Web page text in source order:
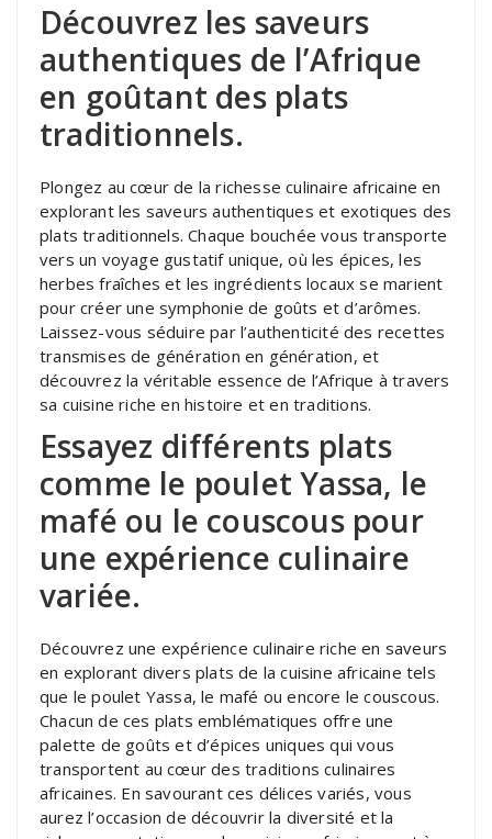
Découvrez les saveurs
authentiques de l’Afrique
en goûtant des plats
traditionnels.
Plongez au cœur de la richesse culinaire africaine en
explorant les saveurs authentiques et exotiques des
plats traditionnels. Chaque bouchée vous transporte
vers un voyage gustatif unique, où les épices, les
herbes fraîches et les ingrédients locaux se marient
pour créer une symphonie de goûts et d’arômes.
Laissez-vous séduire par l’authenticité des recettes
transmises de génération en génération, et
découvrez la véritable essence de l’Afrique à travers
sa cuisine riche en histoire et en traditions.
Essayez différents plats
comme le poulet Yassa, le
mafé ou le couscous pour
une expérience culinaire
variée.
Découvrez une expérience culinaire riche en saveurs
en explorant divers plats de la cuisine africaine tels
que le poulet Yassa, le mafé ou encore le couscous.
Chacun de ces plats emblématiques offre une
palette de goûts et d’épices uniques qui vous
transportent au cœur des traditions culinaires
africaines. En savourant ces délices variés, vous
aurez l’occasion de découvrir la diversité et la